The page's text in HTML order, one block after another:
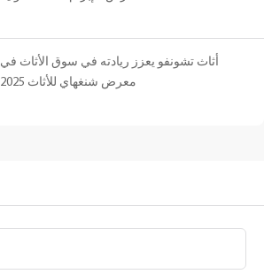
أثاث تشونفو يعزز ريادته في سوق الأثاث في
معرض شنغهاي للأثاث 2025